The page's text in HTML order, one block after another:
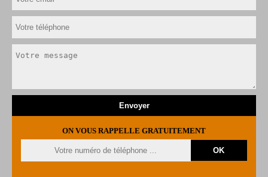
ON VOUS RAPPELLE GRATUITEMENT